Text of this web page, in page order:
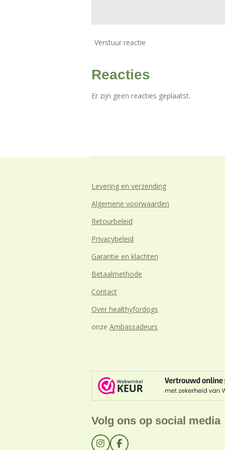
Verstuur reactie
Reacties
Er zijn geen reacties geplaatst.
Levering en verzending
Algemene voorwaarden
Retourbeleid
Privacybeleid
Garantie en klachten
Betaalmethode
Contact
Over healthyfordogs
onze Ambassadeurs
Volg ons op social media
I
F